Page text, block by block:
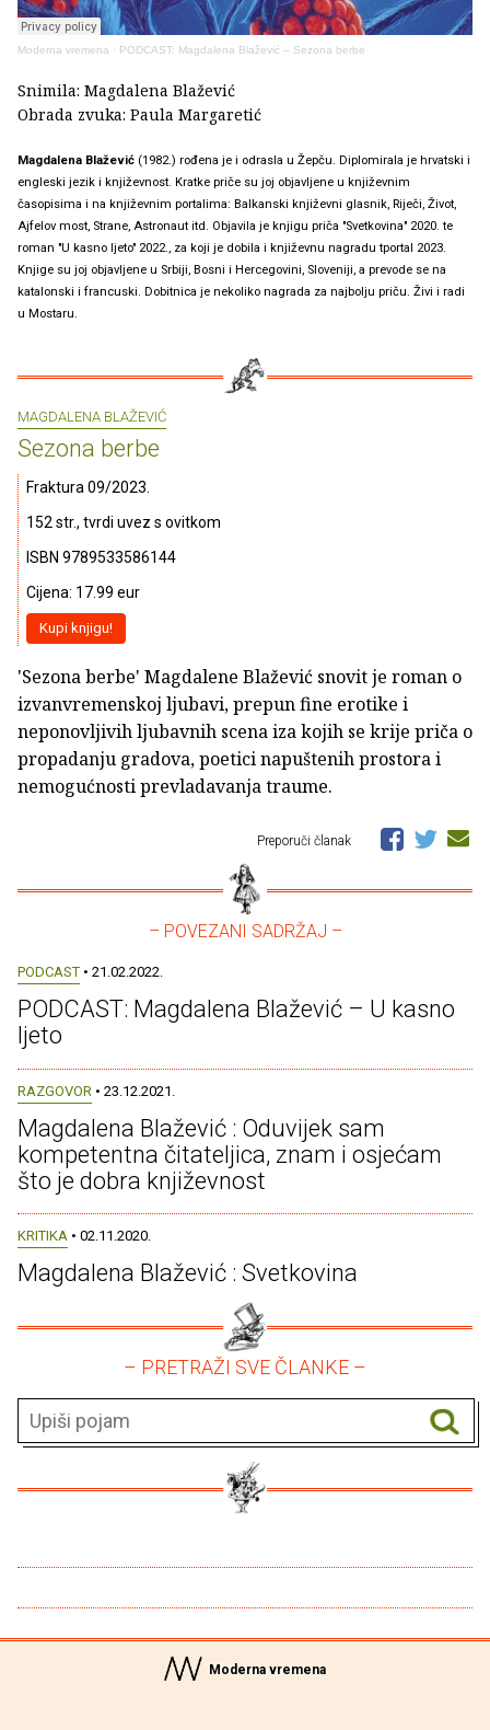
Moderna vremena · PODCAST: Magdalena Blažević – Sezona berbe
Snimila: Magdalena Blažević
Obrada zvuka: Paula Margaretić
Magdalena Blažević (1982.) rođena je i odrasla u Žepču. Diplomirala je hrvatski i
engleski jezik i književnost. Kratke priče su joj objavljene u književnim
časopisima i na književnim portalima: Balkanski književni glasnik, Riječi, Život,
Ajfelov most, Strane, Astronaut itd. Objavila je knjigu priča "Svetkovina" 2020. te
roman "U kasno ljeto" 2022., za koji je dobila i književnu nagradu tportal 2023.
Knjige su joj objavljene u Srbiji, Bosni i Hercegovini, Sloveniji, a prevode se na
katalonski i francuski. Dobitnica je nekoliko nagrada za najbolju priču. Živi i radi
u Mostaru.
MAGDALENA BLAŽEVIĆ
Sezona berbe
Fraktura 09/2023.
152 str., tvrdi uvez s ovitkom
ISBN 9789533586144
Cijena: 17.99 eur
Kupi knjigu!
'Sezona berbe' Magdalene Blažević snovit je roman o
izvanvremenskoj ljubavi, prepun fine erotike i
neponovljivih ljubavnih scena iza kojih se krije priča o
propadanju gradova, poetici napuštenih prostora i
nemogućnosti prevladavanja traume.
Preporuči članak
– POVEZANI SADRŽAJ –
PODCAST • 21.02.2022.
PODCAST: Magdalena Blažević – U kasno
ljeto
RAZGOVOR • 23.12.2021.
Magdalena Blažević : Oduvijek sam
kompetentna čitateljica, znam i osjećam
što je dobra književnost
KRITIKA • 02.11.2020.
Magdalena Blažević : Svetkovina
– PRETRAŽI SVE ČLANKE –
Moderna vremena